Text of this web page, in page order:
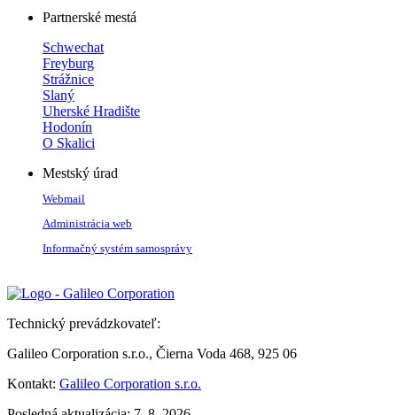
Partnerské mestá
Schwechat
Freyburg
Strážnice
Slaný
Uherské Hradište
Hodonín
O Skalici
Mestský úrad
Webmail
Administrácia web
Informačný systém samosprávy
Technický prevádzkovateľ:
Galileo Corporation s.r.o., Čierna Voda 468, 925 06
Kontakt: Galileo Corporation s.r.o.